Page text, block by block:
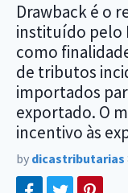
Drawback é o
instituído pelo
como
de tributos
importados
exportado. O
incentivo às
by dicastributarias